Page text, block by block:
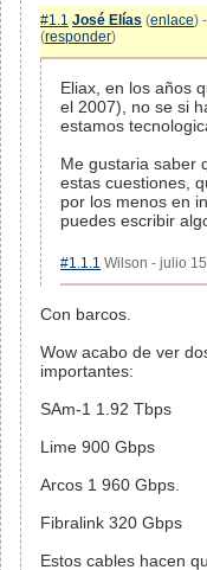
#1.1 José Elías (enlace)
(responder)
Eliax, en los años
el 2007), no se si
estamos
Me gustaria saber
estas cuestiones,
por los menos en
puedes escribir
#1.1.1 Wilson - julio
Con barcos.
Wow acabo de ver
importantes:
SAm-1 1.92 Tbps
Lime 900 Gbps
Arcos 1 960 Gbps.
Fibralink 320 Gbps
Estos cables hacen